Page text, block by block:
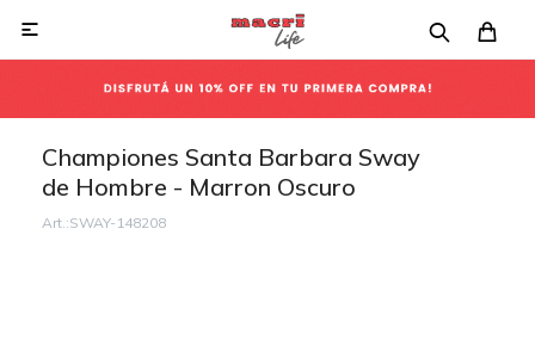

Championes Santa Barbara Sway
de Hombre - Marron Oscuro
SWAY-148208